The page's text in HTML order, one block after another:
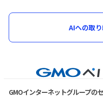
AIへの取
GMOインターネットグループの